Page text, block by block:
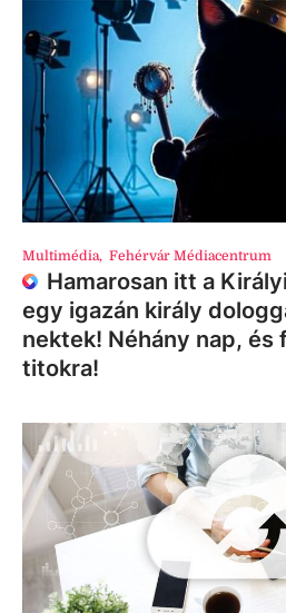
Multimédia, Fehérvár Médiacentrum
Hamarosan itt a
egy igazán király
nektek! Néhány nap, és
titokra!